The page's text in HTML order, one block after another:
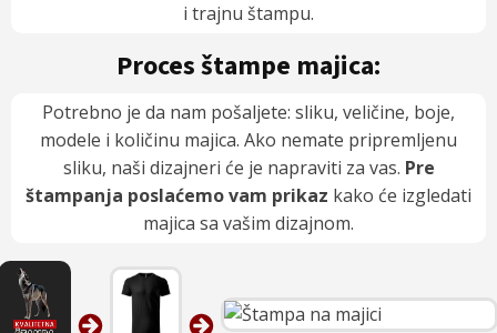
i trajnu štampu.
Proces štampe majica:
Potrebno je da nam pošaljete: sliku, veličine, boje,
modele i količinu majica. Ako nemate pripremljenu
sliku, naši dizajneri će je napraviti za vas. Pre
štampanja poslaćemo vam prikaz kako će izgledati
majica sa vašim dizajnom.